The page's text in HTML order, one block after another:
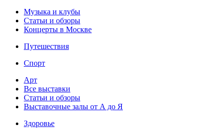
Музыка и клубы
Статьи и обзоры
Концерты в Москве
Путешествия
Спорт
Арт
Все выставки
Статьи и обзоры
Выставочные залы от А до Я
Здоровье